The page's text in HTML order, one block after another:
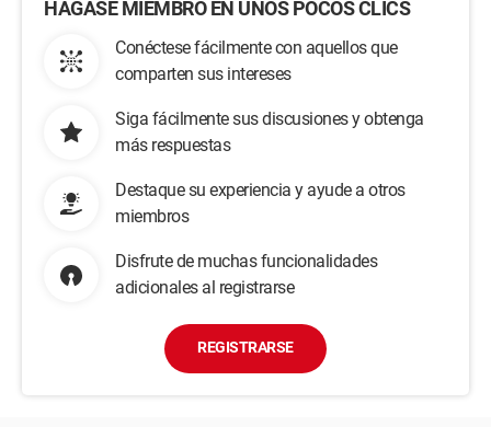
HÁGASE MIEMBRO EN UNOS POCOS CLICS
Conéctese fácilmente con aquellos que
comparten sus intereses
Siga fácilmente sus discusiones y obtenga
más respuestas
Destaque su experiencia y ayude a otros
miembros
Disfrute de muchas funcionalidades
adicionales al registrarse
REGISTRARSE